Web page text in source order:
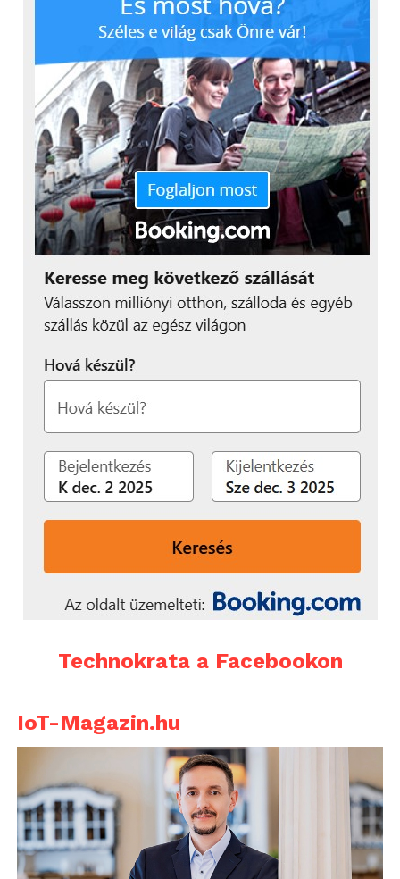
Technokrata a Facebookon
IoT-Magazin.hu